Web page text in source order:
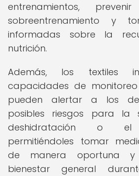
entrenamientos,
sobreentrenamiento y
informadas sobre la
nutrición.
Además, los textiles
capacidades de
pueden alertar a los
posibles riesgos para la
deshidratación o el
permitiéndoles tomar
de manera oportuna y
bienestar general